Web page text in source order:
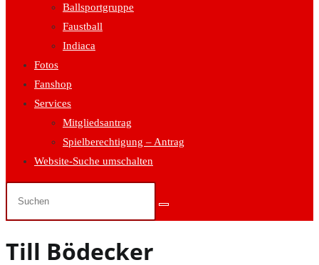
Ballsportgruppe
Faustball
Indiaca
Fotos
Fanshop
Services
Mitgliedsantrag
Spielberechtigung – Antrag
Website-Suche umschalten
Till Bödecker